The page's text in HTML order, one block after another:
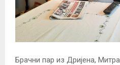
Брачни пар из Дријена,